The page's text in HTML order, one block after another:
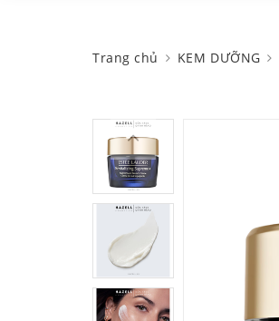
Trang chủ KEM DƯỠNG